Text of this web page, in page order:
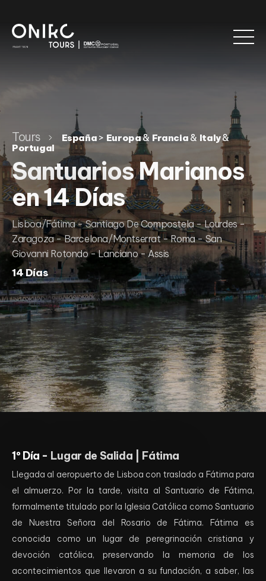
Tours España > Europa& Francia & Italy&
Portugal
Santuarios Marianos
en 14 Días
Lisboa/Fátima - Santiago De Compostela - Lourdes -
Zaragoza - Barcelona/Montserrat - Roma - San
Giovanni Rotondo - Lanciano - Assis
14 Días
1º Día - Lugar de Salida | Fátima
Llegada al aeropuerto de Lisboa con traslado a Fátima para
el almuerzo. Por la tarde, visita al Santuario de Fátima,
formalmente titulado por la Iglesia Católica como Santuario
de Nuestra Señora del Rosario de Fátima. Fátima es
conocida como un lugar de peregrinación cristiana y
devoción católica, preservando la memoria de los
acontecimientos que llevaron a su fundación, a saber, las